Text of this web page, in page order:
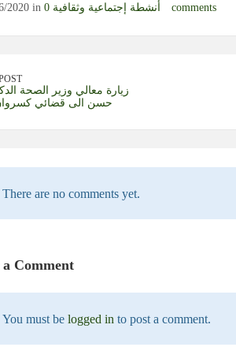
2020 in أنشطة إجتماعية وثقافية 0 comments
زيارة معالي وزير الصحة
حسن الى قضائي
There are no comments yet.
a Comment
You must be logged in to post a comment.